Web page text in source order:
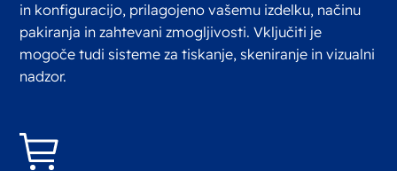
in konfiguracijo, prilagojeno vašemu izdelku, načinu
pakiranja in zahtevani zmogljivosti. Vključiti je
mogoče tudi sisteme za tiskanje, skeniranje in vizualni
nadzor.